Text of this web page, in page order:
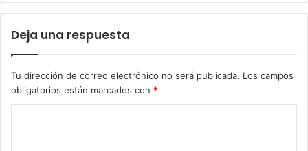
Deja una respuesta
Tu dirección de correo electrónico no será publicada. Los campos
obligatorios están marcados con *